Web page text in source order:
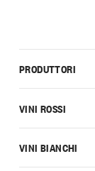
PRODUTTORI
VINI ROSSI
VINI BIANCHI